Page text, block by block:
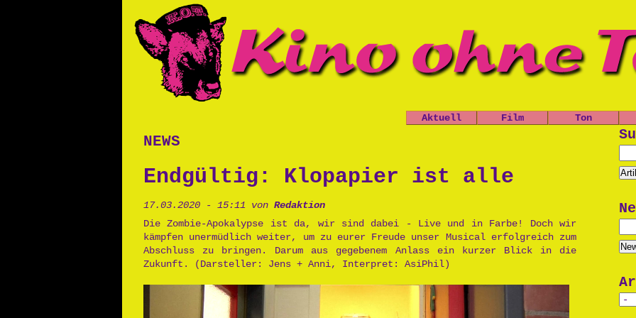
Aktuell
Shop
Film
Dokumentatio
n
Politik
Unsinn
Ton
Prinzessin
Cara
news
Endgültig: Klopapier ist alle
17.03.2020 - 15:11 von Redaktion
Die Zombie-Apokalypse ist da, wir sind dabei - Live und in Farbe! Doch wir
kämpfen unermüdlich weiter, um zu eurer Freude unser Musical erfolgreich zum
Abschluss zu bringen. Darum aus gegebenem Anlass ein kurzer Blick in die
Zukunft. (Darsteller: Jens + Anni, Interpret: AsiPhil)